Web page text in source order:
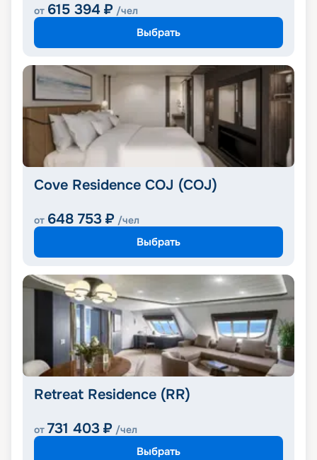
от 615 394 ₽ /чел
Выбрать
Cove Residence COJ (COJ)
от 648 753 ₽ /чел
Выбрать
Retreat Residence (RR)
от 731 403 ₽ /чел
Выбрать